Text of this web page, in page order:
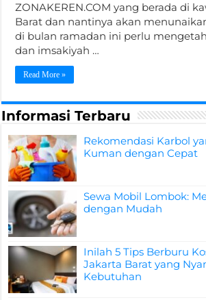
ZONAKEREN.COM yang berada di
Barat dan nantinya akan
di bulan ramadan ini perlu
dan imsakiyah …
Read More »
Informasi Terbaru
Rekomendasi Karbol
Kuman dengan Cepat
Sewa Mobil Lombok:
dengan Mudah
Inilah 5 Tips Berburu
Jakarta Barat yang
Kebutuhan